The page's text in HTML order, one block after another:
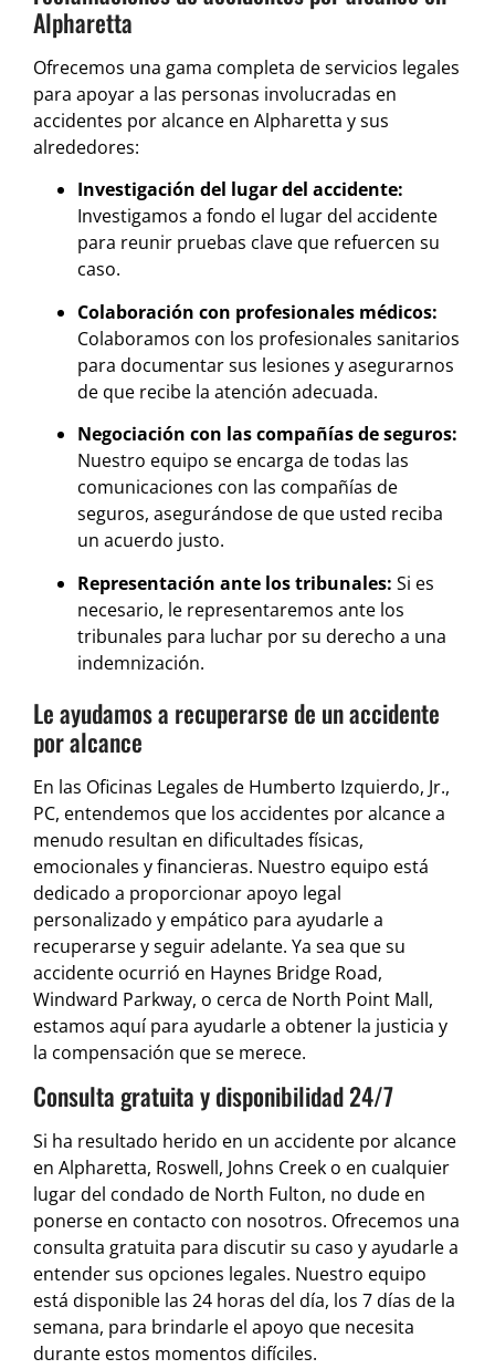
Alpharetta
Ofrecemos una gama completa de servicios legales
para apoyar a las personas involucradas en
accidentes por alcance en Alpharetta y sus
alrededores:
Investigación del lugar del accidente:
Investigamos a fondo el lugar del accidente
para reunir pruebas clave que refuercen su
caso.
Colaboración con profesionales médicos:
Colaboramos con los profesionales sanitarios
para documentar sus lesiones y asegurarnos
de que recibe la atención adecuada.
Negociación con las compañías de seguros:
Nuestro equipo se encarga de todas las
comunicaciones con las compañías de
seguros, asegurándose de que usted reciba
un acuerdo justo.
Representación ante los tribunales: Si es
necesario, le representaremos ante los
tribunales para luchar por su derecho a una
indemnización.
Le ayudamos a recuperarse de un accidente
por alcance
En las Oficinas Legales de Humberto Izquierdo, Jr.,
PC, entendemos que los accidentes por alcance a
menudo resultan en dificultades físicas,
emocionales y financieras. Nuestro equipo está
dedicado a proporcionar apoyo legal
personalizado y empático para ayudarle a
recuperarse y seguir adelante. Ya sea que su
accidente ocurrió en Haynes Bridge Road,
Windward Parkway, o cerca de North Point Mall,
estamos aquí para ayudarle a obtener la justicia y
la compensación que se merece.
Consulta gratuita y disponibilidad 24/7
Si ha resultado herido en un accidente por alcance
en Alpharetta, Roswell, Johns Creek o en cualquier
lugar del condado de North Fulton, no dude en
ponerse en contacto con nosotros. Ofrecemos una
consulta gratuita para discutir su caso y ayudarle a
entender sus opciones legales. Nuestro equipo
está disponible las 24 horas del día, los 7 días de la
semana, para brindarle el apoyo que necesita
durante estos momentos difíciles.